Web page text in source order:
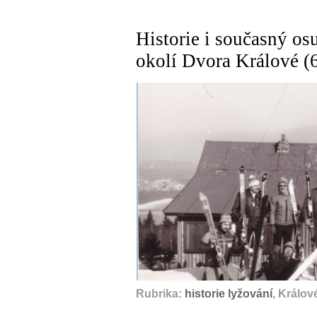
Historie i současný
okolí Dvora Králové
Rubrika: historie lyžování,